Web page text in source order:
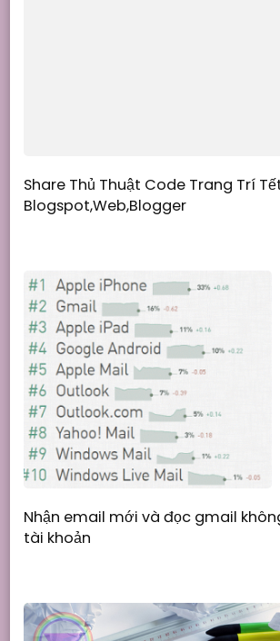
Share Thủ Thuật Code Trang Trí
Blogspot,Web,Blogger
Nhận email mới và đọc gmail
tài khoản